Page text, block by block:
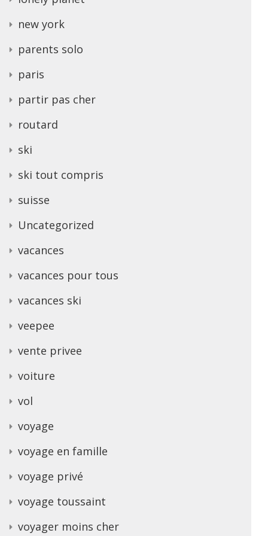
new york
parents solo
paris
partir pas cher
routard
ski
ski tout compris
suisse
Uncategorized
vacances
vacances pour tous
vacances ski
veepee
vente privee
voiture
vol
voyage
voyage en famille
voyage privé
voyage toussaint
voyager moins cher